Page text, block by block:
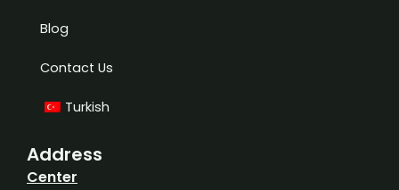
Blog
Contact Us
Turkish
Address
Center